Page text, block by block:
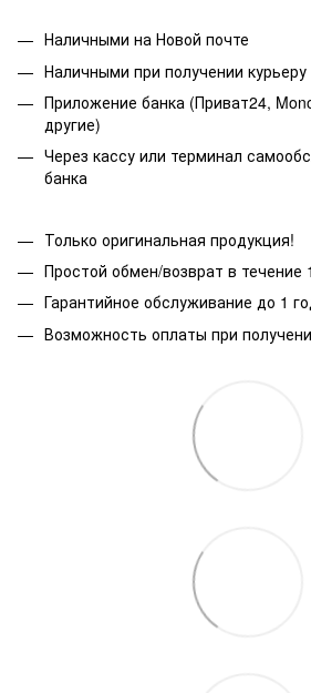
Наличными на Новой почте
Наличными при получении курьеру
Приложение банка (Приват24,
другие)
Через кассу или терминал
банка
Только оригинальная продукция!
Простой обмен/возврат в течение
Гарантийное обслуживание до 1
Возможность оплаты при